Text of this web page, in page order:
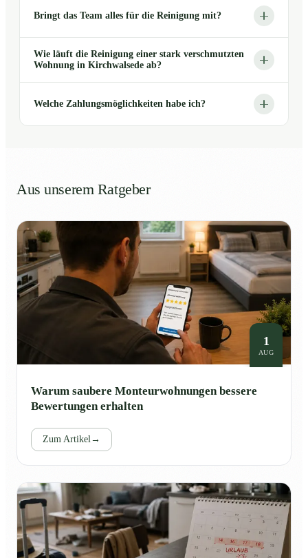
Bringt das Team alles für die Reinigung mit?
Wie läuft die Reinigung einer stark verschmutzten
Wohnung in Kirchwalsede ab?
Welche Zahlungsmöglichkeiten habe ich?
Aus unserem Ratgeber
1
AUG
Warum saubere Monteurwohnungen bessere
Bewertungen erhalten
Zum Artikel→